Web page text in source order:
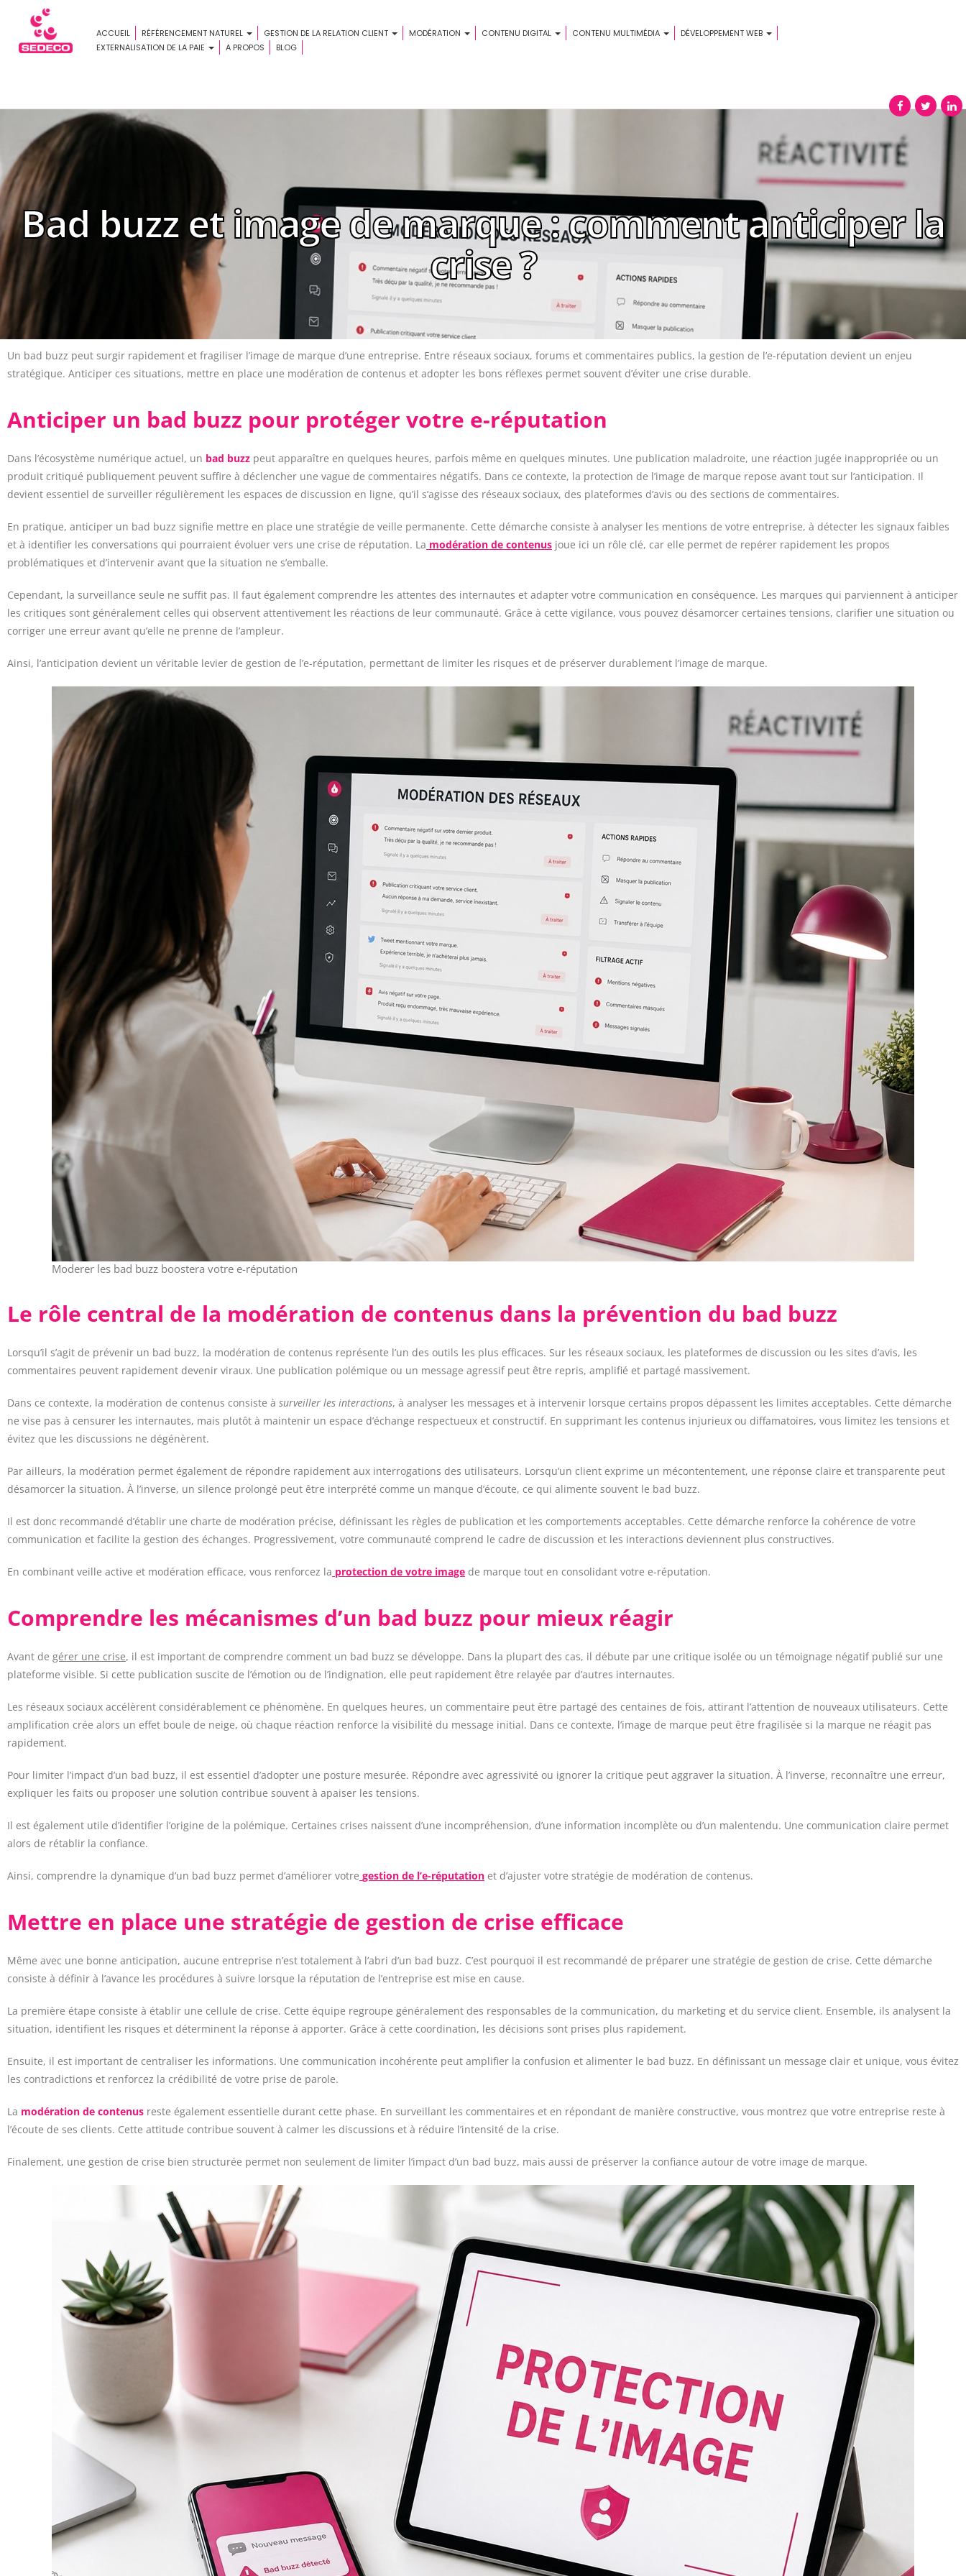
ACCUEIL RÉFÉRENCEMENT NATUREL GESTION DE LA RELATION CLIENT MODÉRATION CONTENU DIGITAL CONTENU MULTIMÉDIA
DÉVELOPPEMENT WEB
EXTERNALISATION DE LA PAIE
A PROPOS BLOG
Bad buzz et image de marque : comment anticiper la
crise ?
Un bad buzz peut surgir rapidement et fragiliser l’image de marque d’une entreprise. Entre réseaux sociaux, forums et commentaires publics, la gestion de l’e-réputation devient un enjeu
stratégique. Anticiper ces situations, mettre en place une modération de contenus et adopter les bons réflexes permet souvent d’éviter une crise durable.
Anticiper un bad buzz pour protéger votre e-réputation
Dans l’écosystème numérique actuel, un bad buzz peut apparaître en quelques heures, parfois même en quelques minutes. Une publication maladroite, une réaction jugée inappropriée ou un
produit critiqué publiquement peuvent suffire à déclencher une vague de commentaires négatifs. Dans ce contexte, la protection de l’image de marque repose avant tout sur l’anticipation. Il
devient essentiel de surveiller régulièrement les espaces de discussion en ligne, qu’il s’agisse des réseaux sociaux, des plateformes d’avis ou des sections de commentaires.
En pratique, anticiper un bad buzz signifie mettre en place une stratégie de veille permanente. Cette démarche consiste à analyser les mentions de votre entreprise, à détecter les signaux faibles
et à identifier les conversations qui pourraient évoluer vers une crise de réputation. La modération de contenus joue ici un rôle clé, car elle permet de repérer rapidement les propos
problématiques et d’intervenir avant que la situation ne s’emballe.
Cependant, la surveillance seule ne suffit pas. Il faut également comprendre les attentes des internautes et adapter votre communication en conséquence. Les marques qui parviennent à anticiper
les critiques sont généralement celles qui observent attentivement les réactions de leur communauté. Grâce à cette vigilance, vous pouvez désamorcer certaines tensions, clarifier une situation ou
corriger une erreur avant qu’elle ne prenne de l’ampleur.
Ainsi, l’anticipation devient un véritable levier de gestion de l’e-réputation, permettant de limiter les risques et de préserver durablement l’image de marque.
Moderer les bad buzz boostera votre e-réputation
Le rôle central de la modération de contenus dans la prévention du bad buzz
Lorsqu’il s’agit de prévenir un bad buzz, la modération de contenus représente l’un des outils les plus efficaces. Sur les réseaux sociaux, les plateformes de discussion ou les sites d’avis, les
commentaires peuvent rapidement devenir viraux. Une publication polémique ou un message agressif peut être repris, amplifié et partagé massivement.
Dans ce contexte, la modération de contenus consiste à surveiller les interactions, à analyser les messages et à intervenir lorsque certains propos dépassent les limites acceptables. Cette démarche
ne vise pas à censurer les internautes, mais plutôt à maintenir un espace d’échange respectueux et constructif. En supprimant les contenus injurieux ou diffamatoires, vous limitez les tensions et
évitez que les discussions ne dégénèrent.
Par ailleurs, la modération permet également de répondre rapidement aux interrogations des utilisateurs. Lorsqu’un client exprime un mécontentement, une réponse claire et transparente peut
désamorcer la situation. À l’inverse, un silence prolongé peut être interprété comme un manque d’écoute, ce qui alimente souvent le bad buzz.
Il est donc recommandé d’établir une charte de modération précise, définissant les règles de publication et les comportements acceptables. Cette démarche renforce la cohérence de votre
communication et facilite la gestion des échanges. Progressivement, votre communauté comprend le cadre de discussion et les interactions deviennent plus constructives.
En combinant veille active et modération efficace, vous renforcez la protection de votre image de marque tout en consolidant votre e-réputation.
Comprendre les mécanismes d’un bad buzz pour mieux réagir
Avant de gérer une crise, il est important de comprendre comment un bad buzz se développe. Dans la plupart des cas, il débute par une critique isolée ou un témoignage négatif publié sur une
plateforme visible. Si cette publication suscite de l’émotion ou de l’indignation, elle peut rapidement être relayée par d’autres internautes.
Les réseaux sociaux accélèrent considérablement ce phénomène. En quelques heures, un commentaire peut être partagé des centaines de fois, attirant l’attention de nouveaux utilisateurs. Cette
amplification crée alors un effet boule de neige, où chaque réaction renforce la visibilité du message initial. Dans ce contexte, l’image de marque peut être fragilisée si la marque ne réagit pas
rapidement.
Pour limiter l’impact d’un bad buzz, il est essentiel d’adopter une posture mesurée. Répondre avec agressivité ou ignorer la critique peut aggraver la situation. À l’inverse, reconnaître une erreur,
expliquer les faits ou proposer une solution contribue souvent à apaiser les tensions.
Il est également utile d’identifier l’origine de la polémique. Certaines crises naissent d’une incompréhension, d’une information incomplète ou d’un malentendu. Une communication claire permet
alors de rétablir la confiance.
Ainsi, comprendre la dynamique d’un bad buzz permet d’améliorer votre gestion de l’e-réputation et d’ajuster votre stratégie de modération de contenus.
Mettre en place une stratégie de gestion de crise efficace
Même avec une bonne anticipation, aucune entreprise n’est totalement à l’abri d’un bad buzz. C’est pourquoi il est recommandé de préparer une stratégie de gestion de crise. Cette démarche
consiste à définir à l’avance les procédures à suivre lorsque la réputation de l’entreprise est mise en cause.
La première étape consiste à établir une cellule de crise. Cette équipe regroupe généralement des responsables de la communication, du marketing et du service client. Ensemble, ils analysent la
situation, identifient les risques et déterminent la réponse à apporter. Grâce à cette coordination, les décisions sont prises plus rapidement.
Ensuite, il est important de centraliser les informations. Une communication incohérente peut amplifier la confusion et alimenter le bad buzz. En définissant un message clair et unique, vous évitez
les contradictions et renforcez la crédibilité de votre prise de parole.
La modération de contenus reste également essentielle durant cette phase. En surveillant les commentaires et en répondant de manière constructive, vous montrez que votre entreprise reste à
l’écoute de ses clients. Cette attitude contribue souvent à calmer les discussions et à réduire l’intensité de la crise.
Finalement, une gestion de crise bien structurée permet non seulement de limiter l’impact d’un bad buzz, mais aussi de préserver la confiance autour de votre image de marque.